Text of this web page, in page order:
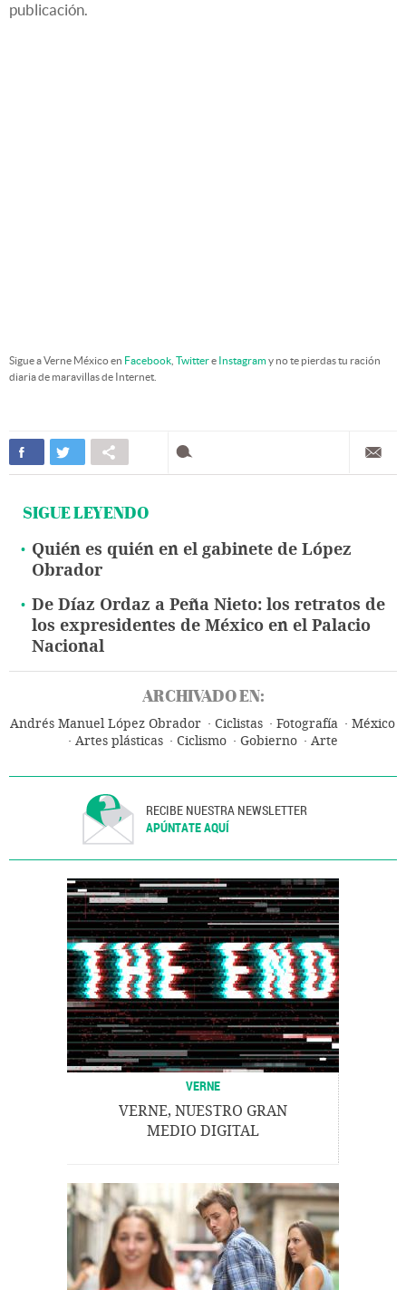
publicación.
Sigue a Verne México en Facebook Twittere Instagramy no te pierdas tu ración
diaria de maravillas de Internet.
SIGUE LEYENDO
Quién es quién en el gabinete de López
Obrador
De Díaz Ordaz a Peña Nieto: los retratos de
los expresidentes de México en el Palacio
Nacional
ARCHIVADO EN:
Andrés Manuel López Obrador Ciclistas Fotografía
México
Artes plásticas
Ciclismo Gobierno Arte
RECIBE NUESTRA NEWSLETTER
APÚNTATE AQUÍ
VERNE
VERNE, NUESTRO GRAN
MEDIO DIGITAL